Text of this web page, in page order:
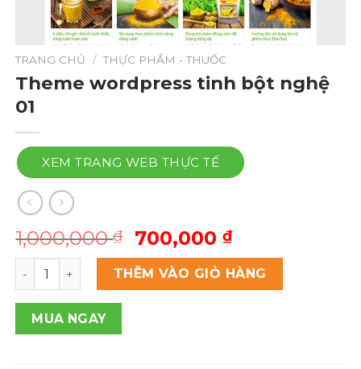
TRANG CHỦ / THỰC PHẨM - THUỐC
Theme wordpress tinh bột nghệ
01
XEM TRANG WEB THỰC TẾ
1,000,000₫
Giá
gốc
là:
1,000,000 ₫.
700,000 ₫Giá
hiện
tại
là:
Theme wordpress tinh bột nghệ 01 số lượng
THÊM VÀO GIỎ HÀNG
MUA NGAY